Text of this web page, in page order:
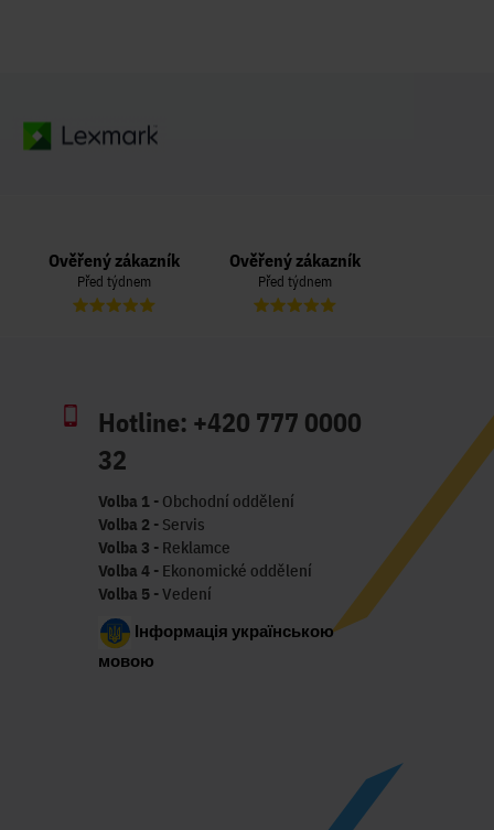
Ověřený zákazník
Před týdnem
Ověřený zákazník
Před týdnem
Hotline: +420 777 0000
32
Volba 1 - Obchodní oddělení
Volba 2 - Servis
Volba 3 - Reklamce
Volba 4 - Ekonomické oddělení
Volba 5 - Vedení
Інформація українською
мовою